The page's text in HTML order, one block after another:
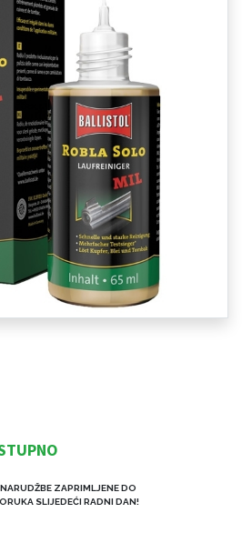
ZAPRIMLJENE DO
SLIJEDEĆI RADNI DAN!